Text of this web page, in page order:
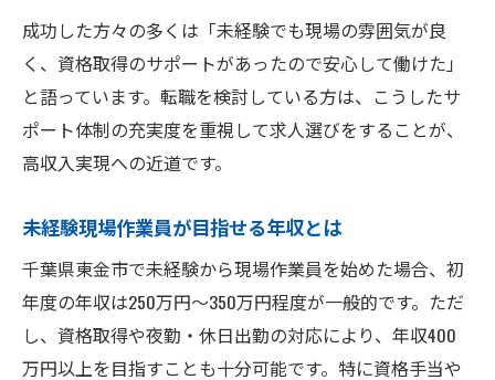
成功した方々の多くは「未経験でも現場の雰囲気が良
く、資格取得のサポートがあったので安心して働けた」
と語っています。転職を検討している方は、こうしたサ
ポート体制の充実度を重視して求人選びをすることが、
高収入実現への近道です。
未経験現場作業員が目指せる年収とは
千葉県東金市で未経験から現場作業員を始めた場合、初
年度の年収は250万円～350万円程度が一般的です。ただ
し、資格取得や夜勤・休日出勤の対応により、年収400
万円以上を目指すことも十分可能です。特に資格手当や